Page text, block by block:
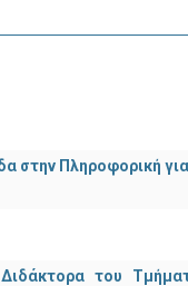
στην Πληροφορική
του